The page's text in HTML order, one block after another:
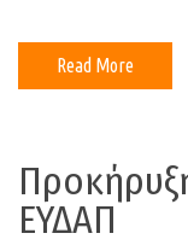
Read More
ΕΥΔΑΠ